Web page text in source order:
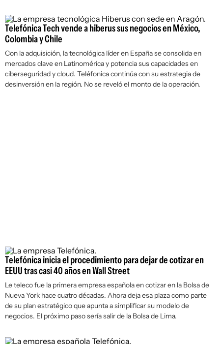
Telefónica Tech vende a hiberus sus negocios en México,
Colombia y Chile
Con la adquisición, la tecnológica líder en España se consolida en
mercados clave en Latinomérica y potencia sus capacidades en
ciberseguridad y cloud. Teléfonica continúa con su estrategia de
desinversión en la región. No se reveló el monto de la operación.
Telefónica inicia el procedimiento para dejar de cotizar en
EEUU tras casi 40 años en Wall Street
Le teleco fue la primera empresa española en cotizar en la Bolsa de
Nueva York hace cuatro décadas. Ahora deja esa plaza como parte
de su plan estratégico que apunta a simplificar su modelo de
negocios. El próximo paso sería salir de la Bolsa de Lima.